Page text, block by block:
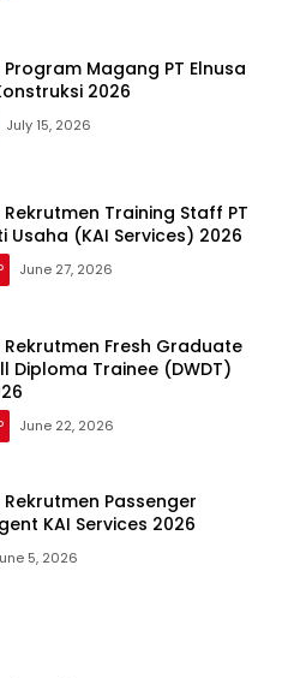
Magang PT Elnusa
2026
July 15, 2026
Training Staff PT
Usaha (KAI Services) 2026
June 27, 2026
Fresh Graduate
Diploma Trainee (DWDT)
June 22, 2026
Passenger
KAI Services 2026
5, 2026